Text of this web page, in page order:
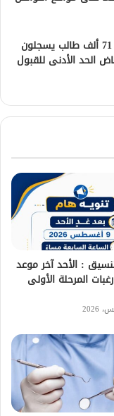
تنسيق الجامعات 2026.. 71 ألف طالب يسجلون
الحد الأدنى للقبول
: الأحد آخر موعد
المرحلة الأولى